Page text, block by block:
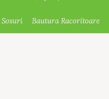
Sosuri Bautura Racoritoare